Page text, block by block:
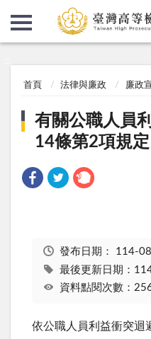
首頁 法律與廉政 廉政
有關公職人員
14條第2項規定
發布日期： 114-
最後更新日期：
資料點閱次數：
依公職人員利益衝突迴